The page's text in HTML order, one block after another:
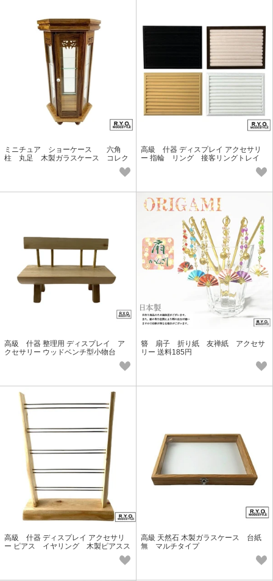
ミニチュア ショーケース 六角
柱 丸足 木製ガラスケース コレク
高級 什器 ディスプレイ アクセサリ
ー 指輪 リング 接客リングトレイ
高級 什器 整理用 ディスプレイ ア
クセサリー ウッドベンチ型小物台
簪 扇子 折り紙 友禅紙 アクセサ
リー 送料185円
高級 什器 ディスプレイ アクセサリ
ー ピアス イヤリング 木製ピアスス
高級 天然石 木製ガラスケース 台紙
無 マルチタイプ